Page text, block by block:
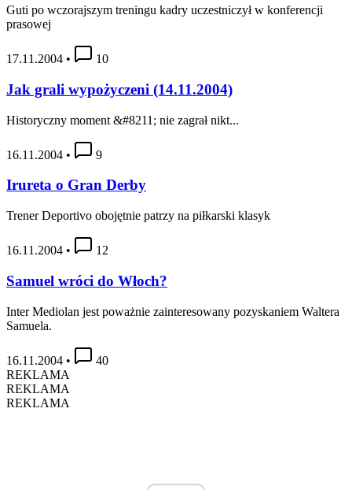
Guti po wczorajszym treningu kadry uczestniczył w konferencji
prasowej
17.11.2004 • 10
Jak grali wypożyczeni (14.11.2004)
Historyczny moment &#8211; nie zagrał nikt...
16.11.2004 • 9
Irureta o Gran Derby
Trener Deportivo obojętnie patrzy na piłkarski klasyk
16.11.2004 • 12
Samuel wróci do Włoch?
Inter Mediolan jest poważnie zainteresowany pozyskaniem Waltera
Samuela.
16.11.2004 •
40
REKLAMA
REKLAMA
REKLAMA